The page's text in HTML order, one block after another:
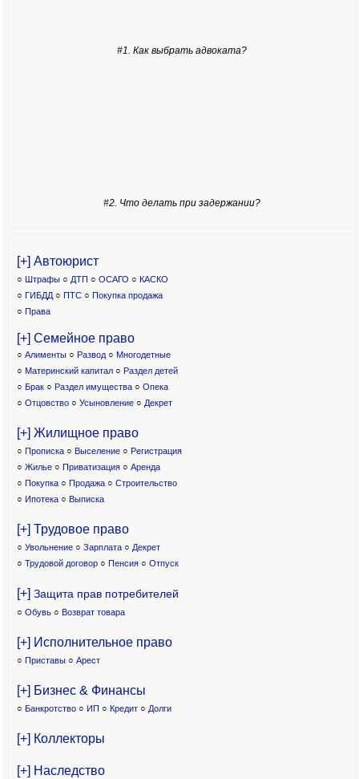
#1. Как выбрать адвоката?
#2. Что делать при задержании?
[+] Автоюрист
○ Штрафы ○ ДТП ○ ОСАГО ○ КАСКО
○ ГИБДД ○ ПТС ○ Покупка продажа
○ Права
[+] Семейное право
○ Алименты ○ Развод ○ Многодетные
○ Материнский капитал○ Раздел детей
○ Брак ○ Раздел имущества ○ Опека
○ Отцовство○ Усыновление ○ Декрет
[+] Жилищное право
○ Прописка ○ Выселение ○ Регистрация
○ Жилье ○ Приватизация ○ Аренда
○ Покупка ○ Продажа ○ Строительство
○ Ипотека ○ Выписка
[+] Трудовое право
○ Увольнение ○ Зарплата ○ Декрет
○ Трудовой договор ○ Пенсия ○ Отпуск
[+] Защита прав потребителей
○ Обувь ○ Возврат товара
[+] Исполнительное право
○ Приставы ○ Арест
[+] Бизнес & Финансы
○ Банкротство ○ ИП ○ Кредит ○ Долги
[+] Коллекторы
[+] Наследство